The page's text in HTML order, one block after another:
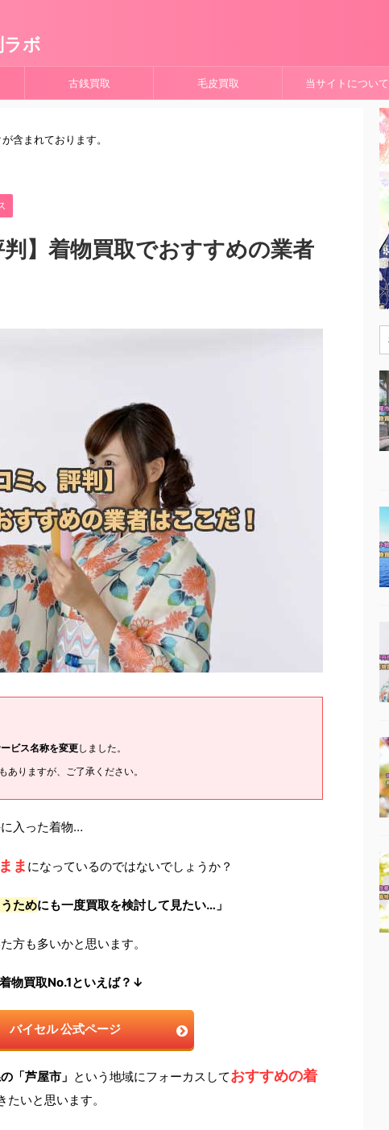
ボ
古銭買取 毛皮買取 当サイトについて
含まれております。
】着物買取でおすすめの業者
ビス名称を変更しました。
りますが、ご了承ください。
入った着物…
ま になっているのではないでしょうか？
ためにも一度買取を検討して見たい…」
方も多いかと思います。
物買取No.1といえば？↓
バイセル 公式ページ
「芦屋市」 という地域にフォーカスしておすすめの着
たいと思います。